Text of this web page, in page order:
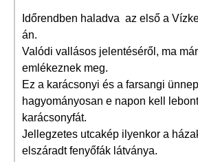
Időrendben haladva az első a
án.
Valódi vallásos jelentéséről, ma
emlékeznek meg.
Ez a karácsonyi és a farsangi
hagyományosan e napon kell
karácsonyfát.
Jellegzetes utcakép ilyenkor a
elszáradt fenyőfák látványa.